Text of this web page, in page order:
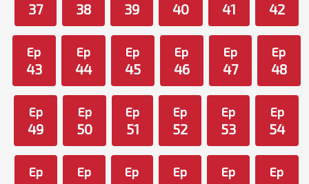
37 38 39 40 41 42
Ep
43
Ep
44
Ep
45
Ep
46
Ep
47
Ep
48
Ep
49
Ep
50
Ep
51
Ep
52
Ep
53
Ep
54
Ep Ep Ep Ep Ep Ep